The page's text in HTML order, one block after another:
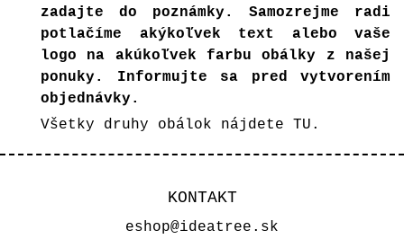
zadajte do poznámky. Samozrejme radi
potlačíme akýkoľvek text alebo vaše
logo na akúkoľvek farbu obálky z našej
ponuky. Informujte sa pred vytvorením
objednávky.
Všetky druhy obálok nájdete TU.
KONTAKT
eshop@ideatree.sk